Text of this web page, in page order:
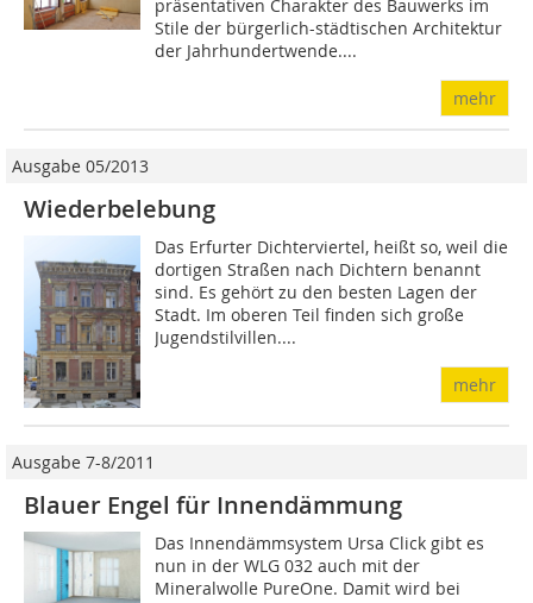
prä­sen­tativen Charakter des Bauwerks im
Stile der bür­ger­lich-städtischen Architektur
der Jahrhundertwende....
mehr
Ausgabe 05/2013
Wiederbelebung
Das Erfurter Dichterviertel, heißt so, weil die
dortigen Straßen nach Dichtern benannt
sind. Es gehört zu den besten Lagen der
Stadt. Im oberen Teil finden sich große
Jugendstilvillen....
mehr
Ausgabe 7-8/2011
Blauer Engel für Innendämmung
Das Innendämmsystem Ursa Click gibt es
nun in der WLG 032 auch mit der
Mineralwolle PureOne. Damit wird bei